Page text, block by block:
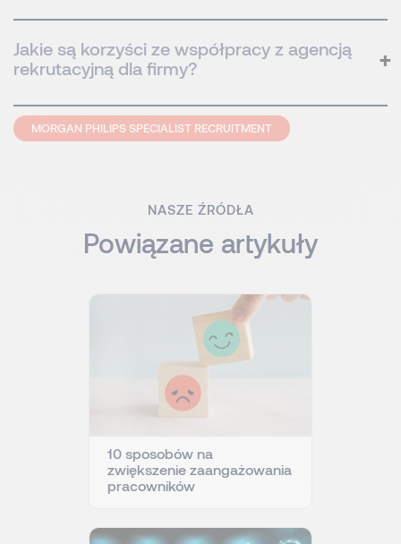
Jakie są korzyści ze współpracy z agencją
rekrutacyjną dla firmy?
MORGAN PHILIPS SPECIALIST RECRUITMENT
NASZE ŹRÓDŁA
Powiązane artykuły
10 sposobów na
zwiększenie zaangażowania
pracowników